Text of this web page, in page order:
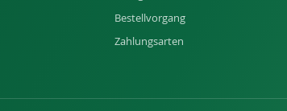
Bestellvorgang
Zahlungsarten